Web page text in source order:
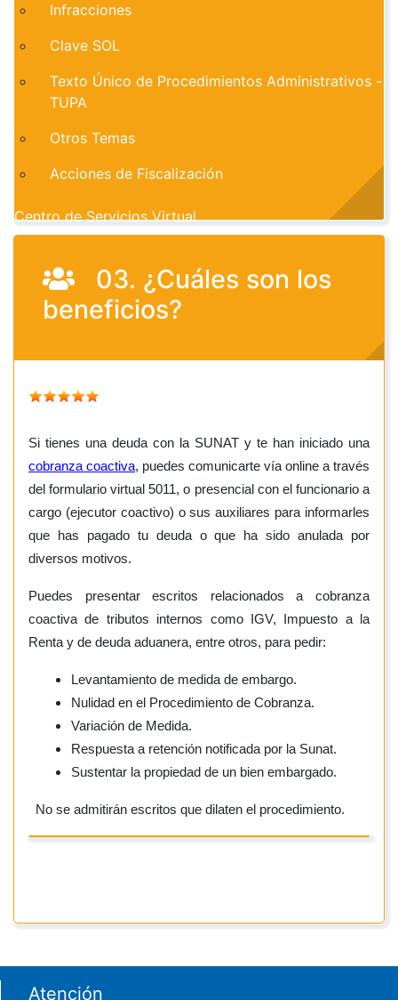
03. ¿Cuáles son los
beneficios?
Si tienes una deuda con la SUNAT y te han iniciado una
cobranza coactiva, puedes comunicarte vía online a través
del formulario virtual 5011, o presencial con el funcionario a
cargo (ejecutor coactivo) o sus auxiliares para informarles
que has pagado tu deuda o que ha sido anulada por
diversos motivos.
Puedes presentar escritos relacionados a cobranza
coactiva de tributos internos como IGV, Impuesto a la
Renta y de deuda aduanera, entre otros, para pedir:
Levantamiento de medida de embargo.
Nulidad en el Procedimiento de Cobranza.
Variación de Medida.
Respuesta a retención notificada por la Sunat.
Sustentar la propiedad de un bien embargado.
No se admitirán escritos que dilaten el procedimiento.
Infracciones
Clave SOL
Texto Único de Procedimientos Administrativos -
TUPA
Otros Temas
Acciones de Fiscalización
Centro de Servicios Virtual
Footer menu
Atención